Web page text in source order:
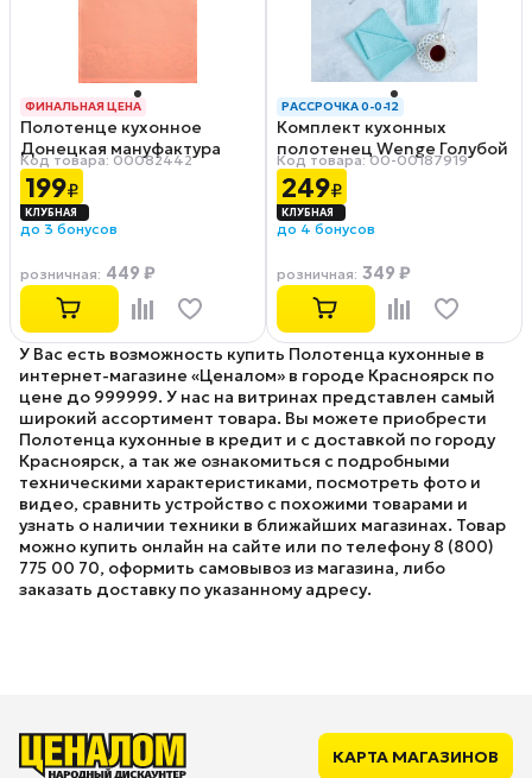
ФИНАЛЬНАЯ ЦЕНА
РАССРОЧКА 0-0-12
Полотенце кухонное
Донецкая мануфактура
Персик ПЦ‑559‑4013 50х70
см, вафельное полотно
Код товара: 00082442
199₽
до 3 бонусов
розничная: 449 ₽
РАССРОЧКА 0-0-12
Комплект кухонных
полотенец Wenge Голубой
35х60 см ‑ 2 шт, вафельное
полотно
Код товара: 00-00187919
249₽
до 4 бонусов
розничная: 349 ₽
У Вас есть возможность купить Полотенца кухонные в
интернет-магазине «Ценалом» в городе Красноярск по
цене до 999999. У нас на витринах представлен самый
широкий ассортимент товара. Вы можете приобрести
Полотенца кухонные в кредит и с доставкой по городу
Красноярск, а так же ознакомиться с подробными
техническими характеристиками, посмотреть фото и
видео, сравнить устройство с похожими товарами и
узнать о наличии техники в ближайших магазинах. Товар
можно купить онлайн на сайте или по телефону 8 (800)
775 00 70, оформить самовывоз из магазина, либо
заказать доставку по указанному адресу.
КАРТА МАГАЗИНОВ